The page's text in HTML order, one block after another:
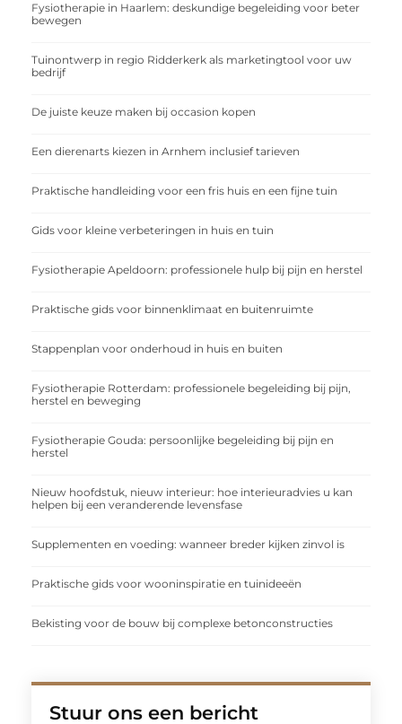
Fysiotherapie in Haarlem: deskundige begeleiding voor beter
bewegen
Tuinontwerp in regio Ridderkerk als marketingtool voor uw
bedrijf
De juiste keuze maken bij occasion kopen
Een dierenarts kiezen in Arnhem inclusief tarieven
Praktische handleiding voor een fris huis en een fijne tuin
Gids voor kleine verbeteringen in huis en tuin
Fysiotherapie Apeldoorn: professionele hulp bij pijn en herstel
Praktische gids voor binnenklimaat en buitenruimte
Stappenplan voor onderhoud in huis en buiten
Fysiotherapie Rotterdam: professionele begeleiding bij pijn,
herstel en beweging
Fysiotherapie Gouda: persoonlijke begeleiding bij pijn en
herstel
Nieuw hoofdstuk, nieuw interieur: hoe interieuradvies u kan
helpen bij een veranderende levensfase
Supplementen en voeding: wanneer breder kijken zinvol is
Praktische gids voor wooninspiratie en tuinideeën
Bekisting voor de bouw bij complexe betonconstructies
Stuur ons een bericht